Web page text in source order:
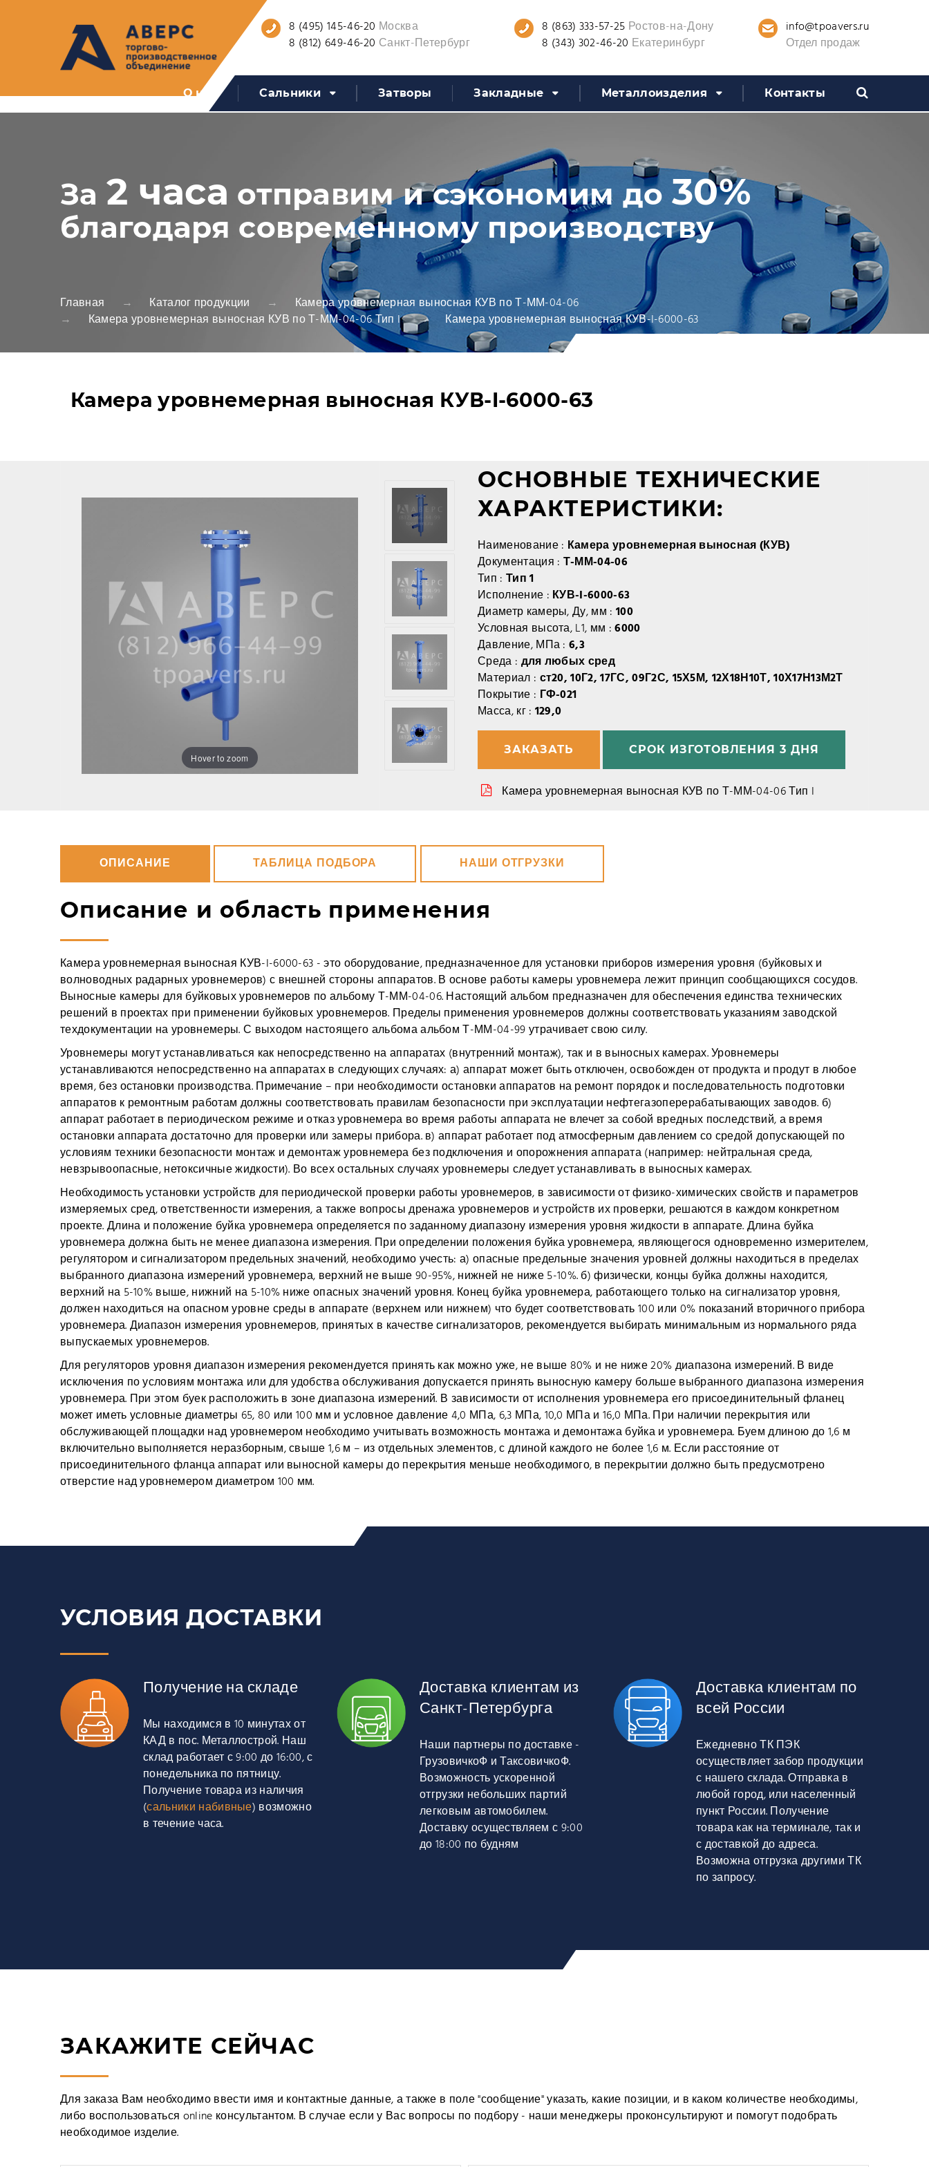
8 (495) 145-46-20 Москва
8 (812) 649-46-20 Санкт-Петербург
8 (863) 333-57-25 Ростов-на-Дону
8 (343) 302-46-20 Екатеринбург
info@tpoavers.ru
Отдел продаж
О нас Сальники Затворы Закладные Металлоизделия Контакты
За 2 часа отправим и сэкономим до 30%
благодаря современному производству
Главная Каталог продукции
Камера уровнемерная выносная КУВ по Т-ММ-04-06
Камера уровнемерная выносная КУВ по Т-ММ-04-06 Тип I
Камера уровнемерная выносная КУВ-I-6000-63
Камера уровнемерная выносная КУВ-I-6000-63
Hover to zoom
ОСНОВНЫЕ ТЕХНИЧЕСКИЕ
ХАРАКТЕРИСТИКИ:
Наименование : Камера уровнемерная выносная (КУВ)
Документация : Т-ММ-04-06
Тип : Тип 1
Исполнение : КУВ-I-6000-63
Диаметр камеры, Ду, мм : 100
Условная высота, L1, мм : 6000
Давление, МПа : 6,3
Среда : для любых сред
Материал : ст20, 10Г2, 17ГС, 09Г2С, 15Х5М, 12Х18Н10Т, 10Х17Н13М2Т
Покрытие : ГФ-021
Масса, кг : 129,0
ЗАКАЗАТЬ СРОК ИЗГОТОВЛЕНИЯ 3 ДНЯ
Камера уровнемерная выносная КУВ по Т-ММ-04-06 Тип I
ОПИСАНИЕ ТАБЛИЦА ПОДБОРА НАШИ ОТГРУЗКИ
Описание и область применения
Камера уровнемерная выносная КУВ-I-6000-63 - это оборудование, предназначенное для установки приборов измерения уровня (буйковых и
волноводных радарных уровнемеров) с внешней стороны аппаратов. В основе работы камеры уровнемера лежит принцип сообщающихся сосудов.
Выносные камеры для буйковых уровнемеров по альбому Т-ММ-04-06. Настоящий альбом предназначен для обеспечения единства технических
решений в проектах при применении буйковых уровнемеров. Пределы применения уровнемеров должны соответствовать указаниям заводской
техдокументации на уровнемеры. С выходом настоящего альбома альбом Т-ММ-04-99 утрачивает свою силу.
Уровнемеры могут устанавливаться как непосредственно на аппаратах (внутренний монтаж), так и в выносных камерах. Уровнемеры
устанавливаются непосредственно на аппаратах в следующих случаях: а) аппарат может быть отключен, освобожден от продукта и продут в любое
время, без остановки производства. Примечание – при необходимости остановки аппаратов на ремонт порядок и последовательность подготовки
аппаратов к ремонтным работам должны соответствовать правилам безопасности при эксплуатации нефтегазоперерабатывающих заводов. б)
аппарат работает в периодическом режиме и отказ уровнемера во время работы аппарата не влечет за собой вредных последствий, а время
остановки аппарата достаточно для проверки или замеры прибора. в) аппарат работает под атмосферным давлением со средой допускающей по
условиям техники безопасности монтаж и демонтаж уровнемера без подключения и опорожнения аппарата (например: нейтральная среда,
невзрывоопасные, нетоксичные жидкости). Во всех остальных случаях уровнемеры следует устанавливать в выносных камерах.
Необходимость установки устройств для периодической проверки работы уровнемеров, в зависимости от физико-химических свойств и параметров
измеряемых сред, ответственности измерения, а также вопросы дренажа уровнемеров и устройств их проверки, решаются в каждом конкретном
проекте. Длина и положение буйка уровнемера определяется по заданному диапазону измерения уровня жидкости в аппарате. Длина буйка
уровнемера должна быть не менее диапазона измерения. При определении положения буйка уровнемера, являющегося одновременно измерителем,
регулятором и сигнализатором предельных значений, необходимо учесть: а) опасные предельные значения уровней должны находиться в пределах
выбранного диапазона измерений уровнемера, верхний не выше 90-95%, нижней не ниже 5-10%. б) физически, концы буйка должны находится,
верхний на 5-10% выше, нижний на 5-10% ниже опасных значений уровня. Конец буйка уровнемера, работающего только на сигнализатор уровня,
должен находиться на опасном уровне среды в аппарате (верхнем или нижнем) что будет соответствовать 100 или 0% показаний вторичного прибора
уровнемера. Диапазон измерения уровнемеров, принятых в качестве сигнализаторов, рекомендуется выбирать минимальным из нормального ряда
выпускаемых уровнемеров.
Для регуляторов уровня диапазон измерения рекомендуется принять как можно уже, не выше 80% и не ниже 20% диапазона измерений. В виде
исключения по условиям монтажа или для удобства обслуживания допускается принять выносную камеру больше выбранного диапазона измерения
уровнемера. При этом буек расположить в зоне диапазона измерений. В зависимости от исполнения уровнемера его присоединительный фланец
может иметь условные диаметры 65, 80 или 100 мм и условное давление 4,0 МПа, 6,3 МПа, 10,0 МПа и 16,0 МПа. При наличии перекрытия или
обслуживающей площадки над уровнемером необходимо учитывать возможность монтажа и демонтажа буйка и уровнемера. Буем длиною до 1,6 м
включительно выполняется неразборным, свыше 1,6 м – из отдельных элементов, с длиной каждого не более 1,6 м. Если расстояние от
присоединительного фланца аппарат или выносной камеры до перекрытия меньше необходимого, в перекрытии должно быть предусмотрено
отверстие над уровнемером диаметром 100 мм.
УСЛОВИЯ ДОСТАВКИ
Получение на складе
Мы находимся в 10 минутах от
КАД в пос. Металлострой. Наш
склад работает с 9:00 до 16:00, с
понедельника по пятницу.
Получение товара из наличия
(сальники набивные) возможно
в течение часа.
Доставка клиентам из
Санкт-Петербурга
Наши партнеры по доставке -
ГрузовичкоФ и ТаксовичкоФ.
Возможность ускоренной
отгрузки небольших партий
легковым автомобилем.
Доставку осуществляем с 9:00
до 18:00 по будням
Доставка клиентам по
всей России
Ежедневно ТК ПЭК
осуществляет забор продукции
с нашего склада. Отправка в
любой город, или населенный
пункт России. Получение
товара как на терминале, так и
с доставкой до адреса.
Возможна отгрузка другими ТК
по запросу.
ЗАКАЖИТЕ СЕЙЧАС
Для заказа Вам необходимо ввести имя и контактные данные, а также в поле "сообщение" указать, какие позиции, и в каком количестве необходимы,
либо воспользоваться online консультантом. В случае если у Вас вопросы по подбору - наши менеджеры проконсультируют и помогут подобрать
необходимое изделие.